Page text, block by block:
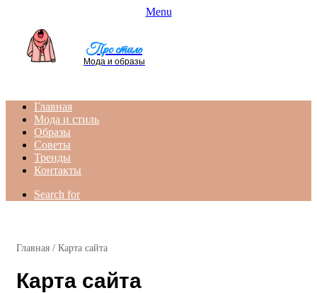
Menu
Про стиль
Мода и образы
Главная
Мода и стиль
Образы
Советы
Тренды
Контакты
Search for
Главная / Карта сайта
Карта сайта